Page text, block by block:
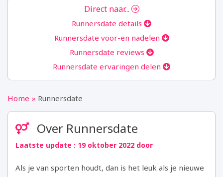
Direct naar...
Runnersdate details
Runnersdate voor-en nadelen
Runnersdate reviews
Runnersdate ervaringen delen
Home Runnersdate
Over Runnersdate
Laatste update : 19 oktober 2022 door
Als je van sporten houdt, dan is het leuk als je nieuwe
delen, kunnen wij u van dienst zijn met
gepersonaliseerde content en aanbiedingen.
Instellingen opslaan